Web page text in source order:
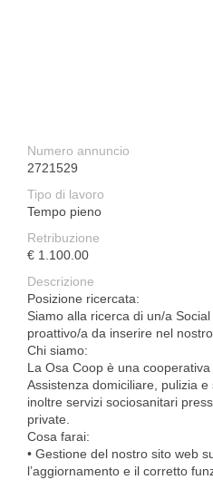
Numero annuncio
2721529
Tipo di lavoro
Tempo pieno
Retribuzione
€ 1.100.00
Descrizione
Posizione ricercata:
Siamo alla ricerca di un/a
proattivo/a da inserire nel
Chi siamo:
La Osa Coop è una cooperativa
Assistenza domiciliare, pulizia
inoltre servizi sociosanitari
private.
Cosa farai:
• Gestione del nostro sito web
l’aggiornamento e il corretto